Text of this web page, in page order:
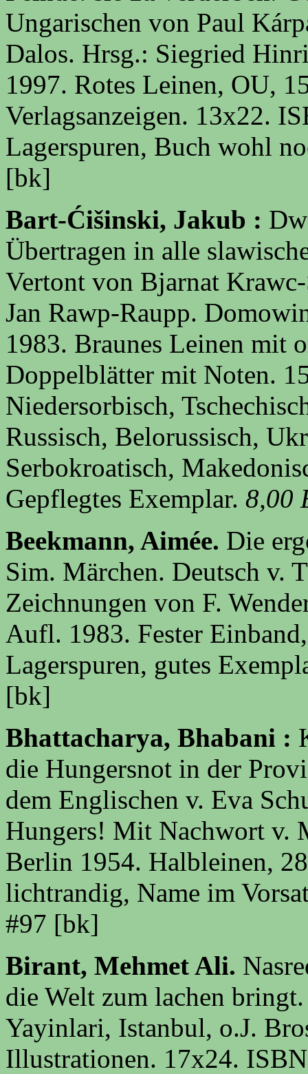
Ungarischen von Paul
Dalos. Hrsg.: Siegried
1997. Rotes Leinen, OU,
Verlagsanzeigen. 13x22.
Lagerspuren, Buch wohl
[bk]
Bart-Ćišinski, Jakub :
Übertragen in alle
Vertont von Bjarnat
Jan Rawp-Raupp.
1983. Braunes Leinen mit
Doppelblätter mit Noten.
Niedersorbisch,
Russisch, Belorussisch,
Serbokroatisch,
Gepflegtes Exemplar. 8,00
Beekmann, Aimée. Die
Sim. Märchen. Deutsch v.
Zeichnungen von F.
Aufl. 1983. Fester
Lagerspuren, gutes
[bk]
Bhattacharya, Bhabani :
die Hungersnot in der
dem Englischen v. Eva
Hungers! Mit Nachwort v.
Berlin 1954. Halbleinen,
lichtrandig, Name im
#97 [bk]
Birant, Mehmet Ali.
die Welt zum lachen
Yayinlari, Istanbul, o.J.
Illustrationen. 17x24.